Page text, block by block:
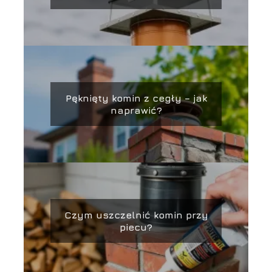
Pęknięty komin z cegły – jak
naprawić?
Czym uszczelnić komin przy
piecu?